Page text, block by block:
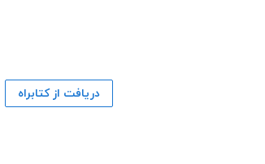
دریافت از کتابراه